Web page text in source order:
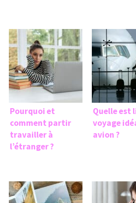
Pourquoi et
comment partir
travailler à
l’étranger ?
Quelle est
voyage
avion ?